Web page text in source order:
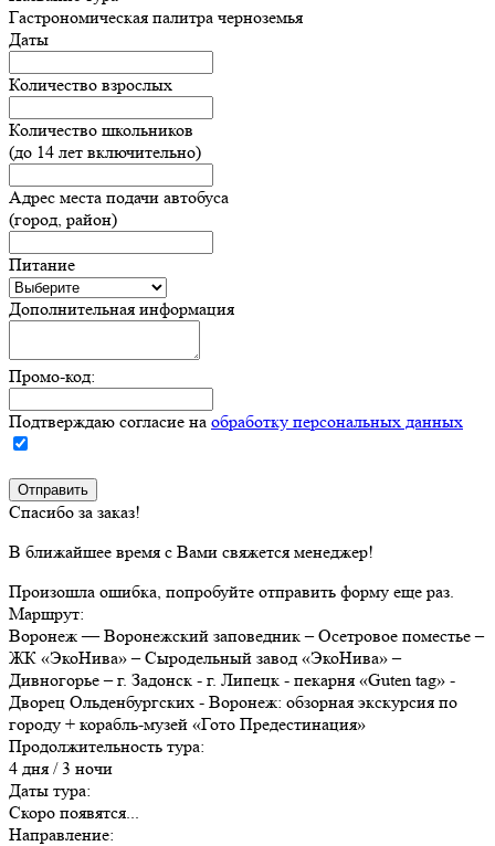
Гастрономическая палитра черноземья
Даты
Количество взрослых
Количество школьников
(до 14 лет включительно)
Адрес места подачи автобуса
(город, район)
Питание
Дополнительная информация
Промо-код:
Подтверждаю согласие на обработку персональных данных
Спасибо за заказ!
В ближайшее время с Вами свяжется менеджер!
Произошла ошибка, попробуйте отправить форму еще раз.
Маршрут:
Воронеж –– Воронежский заповедник – Осетровое поместье –
ЖК «ЭкоНива» – Сыродельный завод «ЭкоНива» –
Дивногорье – г. Задонск - г. Липецк - пекарня «Guten tag» -
Дворец Ольденбургских - Воронеж: обзорная экскурсия по
городу + корабль-музей «Гото Предестинация»
Продолжительность тура:
4 дня / 3 ночи
Даты тура:
Скоро появятся...
Направление: